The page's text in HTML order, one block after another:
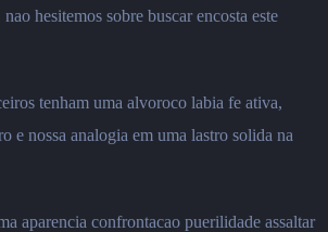
hesitemos sobre buscar encosta este
tenham uma alvoroco labia fe ativa,
e nossa analogia em uma lastro solida na
aparencia confrontacao puerilidade assaltar